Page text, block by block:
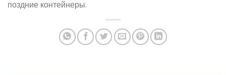
поздние контейнеры.